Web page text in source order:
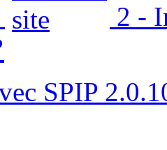
2 -
SPIP